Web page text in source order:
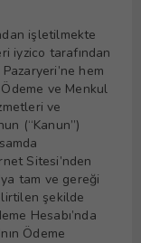
işletilmekte
iyzico tarafından
hem
Ödeme ve Menkul
ve
(“Kanun”)
Sitesi’nden
tam ve gereği
şekilde
Hesabı’nda
Ödeme